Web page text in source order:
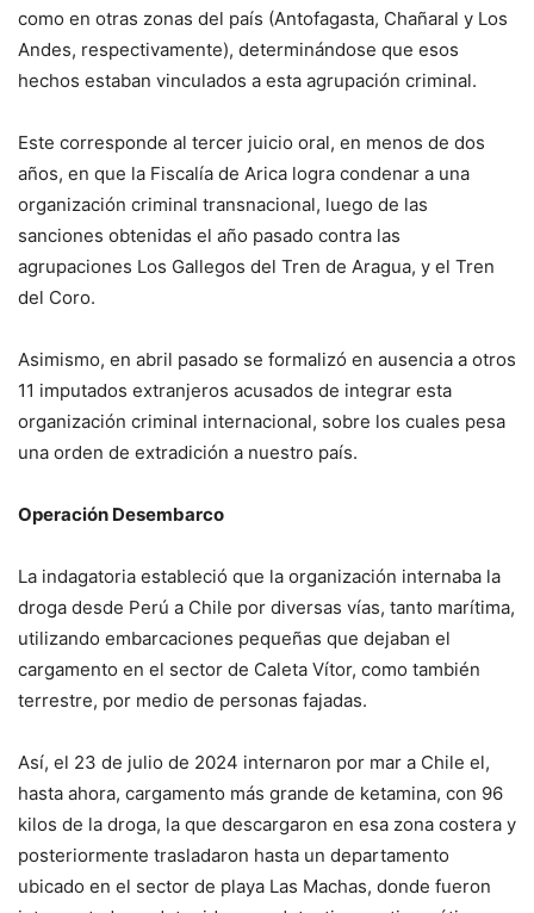
como en otras zonas del país (Antofagasta, Chañaral y Los
Andes, respectivamente), determinándose que esos
hechos estaban vinculados a esta agrupación criminal.
Este corresponde al tercer juicio oral, en menos de dos
años, en que la Fiscalía de Arica logra condenar a una
organización criminal transnacional, luego de las
sanciones obtenidas el año pasado contra las
agrupaciones Los Gallegos del Tren de Aragua, y el Tren
del Coro.
Asimismo, en abril pasado se formalizó en ausencia a otros
11 imputados extranjeros acusados de integrar esta
organización criminal internacional, sobre los cuales pesa
una orden de extradición a nuestro país.
Operación Desembarco
La indagatoria estableció que la organización internaba la
droga desde Perú a Chile por diversas vías, tanto marítima,
utilizando embarcaciones pequeñas que dejaban el
cargamento en el sector de Caleta Vítor, como también
terrestre, por medio de personas fajadas.
Así, el 23 de julio de 2024 internaron por mar a Chile el,
hasta ahora, cargamento más grande de ketamina, con 96
kilos de la droga, la que descargaron en esa zona costera y
posteriormente trasladaron hasta un departamento
ubicado en el sector de playa Las Machas, donde fueron